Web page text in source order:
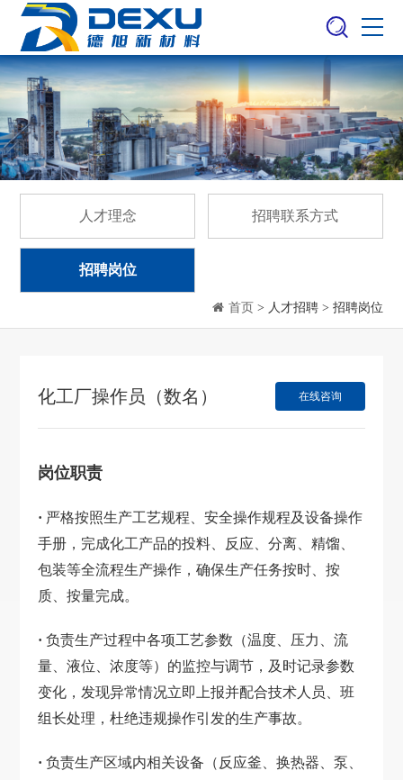
人才理念 招聘联系方式
招聘岗位
首页 > 人才招聘 > 招聘岗位
化工厂操作员（数名） 在线咨询
岗位职责
· 严格按照生产工艺规程、安全操作规程及设备操作
手册，完成化工产品的投料、反应、分离、精馏、
包装等全流程生产操作，确保生产任务按时、按
质、按量完成。
·负责生产过程中各项工艺参数（温度、压力、流
量、液位、浓度等）的监控与调节，及时记录参数
变化，发现异常情况立即上报并配合技术人员、班
组长处理，杜绝违规操作引发的生产事故。
·负责生产区域内相关设备（反应釜、换热器、泵、